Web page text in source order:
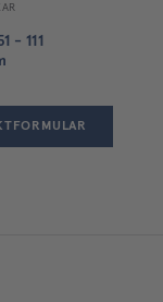
- 111